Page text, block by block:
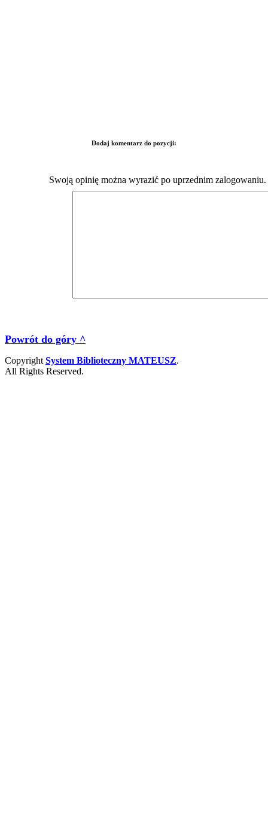
Dodaj komentarz do pozycji:
Swoją opinię można wyrazić po uprzednim zalogowaniu.
Powrót do góry ^
Copyright System Biblioteczny MATEUSZ.
All Rights Reserved.